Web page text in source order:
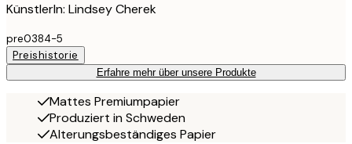
KünstlerIn: Lindsey Cherek
pre0384-5
Preishistorie
Erfahre mehr über unsere Produkte
Mattes Premiumpapier
Produziert in Schweden
Alterungsbeständiges Papier